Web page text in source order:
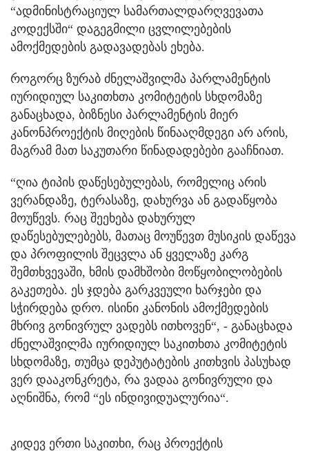
“ადმინისტრაციულ სამართალდარღვევათა
კოდექსში“ დაგეგმილი ცვლილებების
ამოქმედების გადავადებას ეხება.
როგორც ზურაბ ძნელაშვილმა პარლამენტის
იურიდიულ საკითხთა კომიტეტის სხდომაზე
განაცხადა, ბიზნესი პარლამენტის მიერ
კანონპროექტის მიღების წინააღმდეგი არ არის,
მაგრამ მათ საკუთარი წინადადებები გააჩნიათ.
“ღია ტიპის დაწესებულებას, რომელიც არის
ვერანდაზე, ტერასაზე, დახურვა ან გადაწყობა
მოუწევს. რაც შეეხება დახურულ
დაწესებულებებს, მათაც მოუწევთ მუსიკის დაწევა
და პროფილის შეცვლა ან ყველაზე კარგ
შემთხვევაში, ხმის დამხშობი მოწყობილობების
გაკეთება. ეს ჯდება გარკვეული ხარჯები და
სჭირდება დრო. ისინი კანონის ამოქმედების
მხრივ გონივრულ ვადებს ითხოვენ“, - განაცხადა
ძნელაშვილმა იურიდიულ საკითხთა კომიტეტის
სხდომაზე, თუმცა დეპუტატების კითხვის პასუხად
ვერ დააკონკრეტა, რა ვადაა გონივრული და
აღნიშნა, რომ “ეს ინდივიდუალურია“.
კიდევ ერთი საკითხი, რაც პროექტის